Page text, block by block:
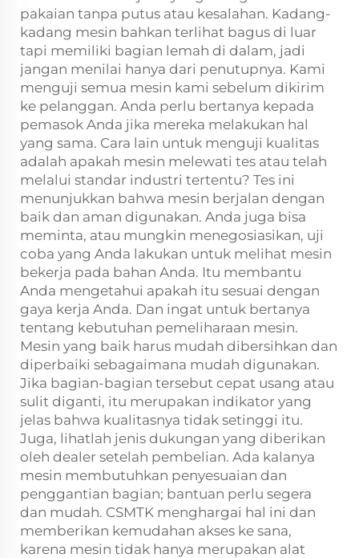
pakaian tanpa putus atau kesalahan. Kadang-
kadang mesin bahkan terlihat bagus di luar
tapi memiliki bagian lemah di dalam, jadi
jangan menilai hanya dari penutupnya. Kami
menguji semua mesin kami sebelum dikirim
ke pelanggan. Anda perlu bertanya kepada
pemasok Anda jika mereka melakukan hal
yang sama. Cara lain untuk menguji kualitas
adalah apakah mesin melewati tes atau telah
melalui standar industri tertentu? Tes ini
menunjukkan bahwa mesin berjalan dengan
baik dan aman digunakan. Anda juga bisa
meminta, atau mungkin menegosiasikan, uji
coba yang Anda lakukan untuk melihat mesin
bekerja pada bahan Anda. Itu membantu
Anda mengetahui apakah itu sesuai dengan
gaya kerja Anda. Dan ingat untuk bertanya
tentang kebutuhan pemeliharaan mesin.
Mesin yang baik harus mudah dibersihkan dan
diperbaiki sebagaimana mudah digunakan.
Jika bagian-bagian tersebut cepat usang atau
sulit diganti, itu merupakan indikator yang
jelas bahwa kualitasnya tidak setinggi itu.
Juga, lihatlah jenis dukungan yang diberikan
oleh dealer setelah pembelian. Ada kalanya
mesin membutuhkan penyesuaian dan
penggantian bagian; bantuan perlu segera
dan mudah. CSMTK menghargai hal ini dan
memberikan kemudahan akses ke sana,
karena mesin tidak hanya merupakan alat